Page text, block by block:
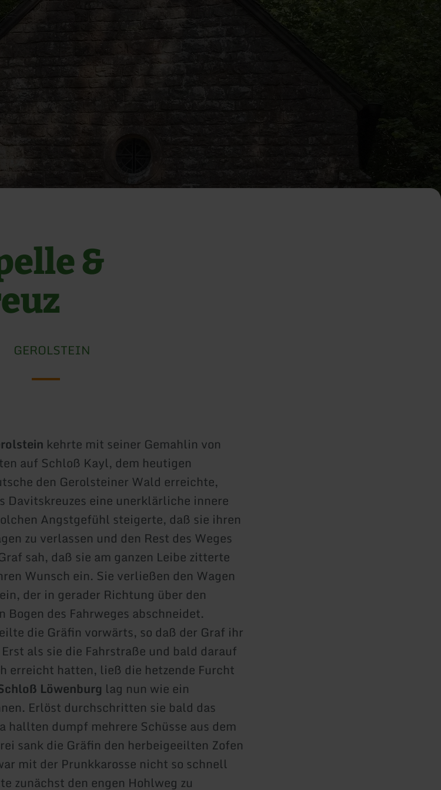
&
GEROLSTEIN
kehrte mit seiner Gemahlin von
auf Schloß Kayl, dem heutigen
den Gerolsteiner Wald erreichte,
Davitskreuzes eine unerklärliche innere
Angstgefühl steigerte, daß sie ihren
zu verlassen und den Rest des Weges
sah, daß sie am ganzen Leibe zitterte
Wunsch ein. Sie verließen den Wagen
der in gerader Richtung über den
Bogen des Fahrweges abschneidet.
die Gräfin vorwärts, so daß der Graf ihr
als sie die Fahrstraße und bald darauf
erreicht hatten, ließ die hetzende Furcht
Löwenburg lag nun wie ein
Erlöst durchschritten sie bald das
hallten dumpf mehrere Schüsse aus dem
sank die Gräfin den herbeigeeilten Zofen
mit der Prunkkarosse nicht so schnell
zunächst den engen Hohlweg zu